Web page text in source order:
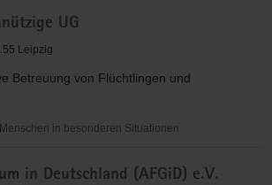
UG
Leipzig
Betreuung von Flüchtlingen und
in besonderen Situationen
in Deutschland (AFGiD) e.V.